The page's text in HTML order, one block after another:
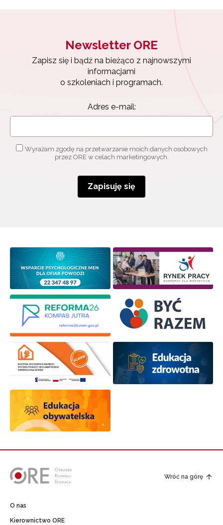
Newsletter ORE
Zapisz się i bądź na bieżąco z najnowszymi
informacjami
o szkoleniach i programach.
Adres e-mail:
Wyrażam zgodę na przetwarzanie moich danych osobowych
przez ORE w celach marketingowych.
Zapisuję się
Wróć na górę
O nas
Kierownictwo ORE